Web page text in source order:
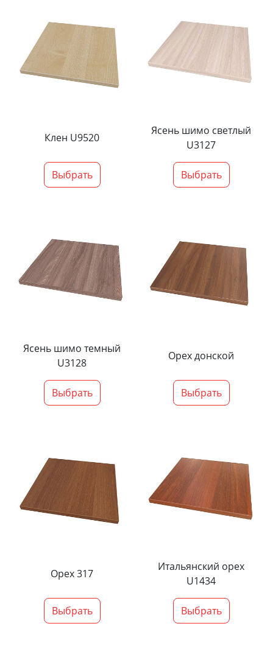
Клен U9520
Выбрать
Ясень шимо светлый
U3127
Выбрать
Ясень шимо темный
U3128
Выбрать
Орех донской
Выбрать
Орех 317
Выбрать
Итальянский орех
U1434
Выбрать